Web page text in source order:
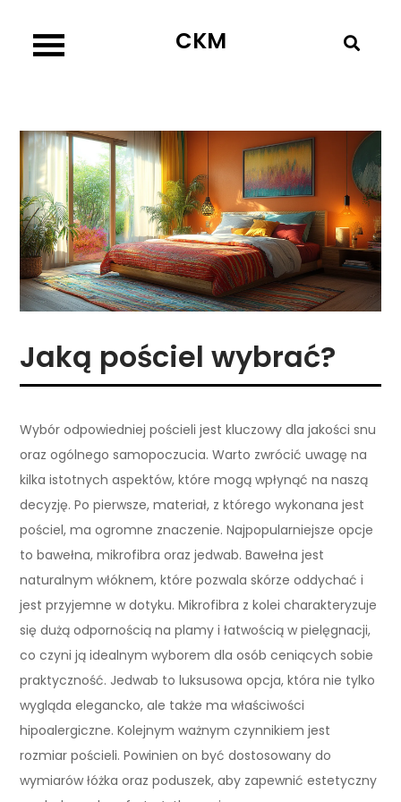
content
CKM
Jaką pościel wybrać?
Wybór odpowiedniej pościeli jest kluczowy dla jakości snu
oraz ogólnego samopoczucia. Warto zwrócić uwagę na
kilka istotnych aspektów, które mogą wpłynąć na naszą
decyzję. Po pierwsze, materiał, z którego wykonana jest
pościel, ma ogromne znaczenie. Najpopularniejsze opcje
to bawełna, mikrofibra oraz jedwab. Bawełna jest
naturalnym włóknem, które pozwala skórze oddychać i
jest przyjemne w dotyku. Mikrofibra z kolei charakteryzuje
się dużą odpornością na plamy i łatwością w pielęgnacji,
co czyni ją idealnym wyborem dla osób ceniących sobie
praktyczność. Jedwab to luksusowa opcja, która nie tylko
wygląda elegancko, ale także ma właściwości
hipoalergiczne. Kolejnym ważnym czynnikiem jest
rozmiar pościeli. Powinien on być dostosowany do
wymiarów łóżka oraz poduszek, aby zapewnić estetyczny